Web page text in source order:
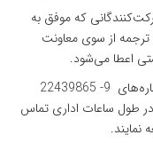
که موفق به
از سوی معاونت
اعطا می‌شود.
علاقه‌مندان برای کسب اطلاعات می‌توانند با شماره‌های 9- 22439865
چناپارچی) در طول ساعات اداری تماس